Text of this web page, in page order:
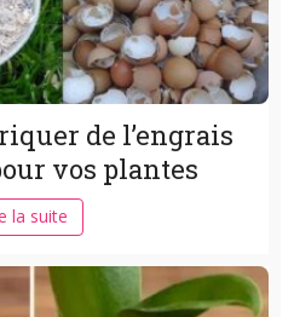
de l’engrais
vos plantes
la suite